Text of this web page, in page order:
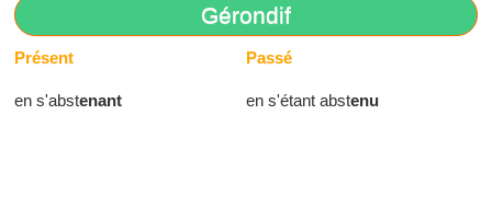
Gérondif
Présent
en s'abstenant
Passé
en s'étant abstenu